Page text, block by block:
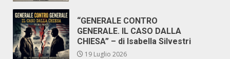
“GENERALE CONTRO
GENERALE. IL CASO DALLA
CHIESA” – di Isabella Silvestri
19 Luglio 2026